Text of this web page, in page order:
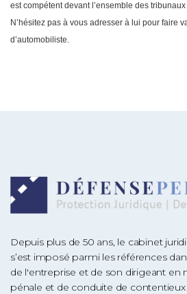
est compétent devant l’ensemble des
N’hésitez pas à vous adresser à lui pour faire
d’automobiliste.
Depuis plus de 50 ans, le cabinet
s’est imposé parmi les références
de l'entreprise et de son dirigeant en
pénale et de conduite de